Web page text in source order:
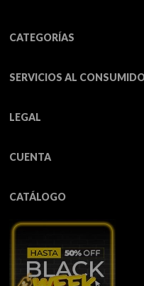
CATEGORÍAS
SERVICIOS AL
LEGAL
CUENTA
CATÁLOGO